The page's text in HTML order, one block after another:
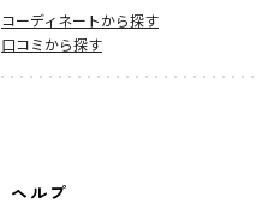
コーディネートから探す
口コミから探す
ヘルプ